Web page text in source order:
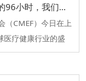
河北华仁医疗|上海医博会的96小时，我们收获了信任和感动
（CMEF）今日在上
医疗健康行业的盛
区的近5000家品牌
前去赴展。